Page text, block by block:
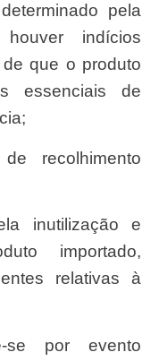
pela
indícios
que o produto
essenciais de
importado,
relativas à